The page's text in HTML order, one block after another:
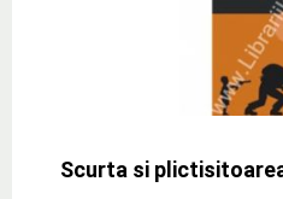
Scurta si